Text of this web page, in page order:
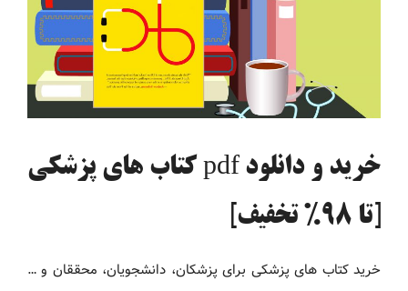
خرید و دانلود pdf کتاب های پزشکی
[تا 98% تخفیف]
خرید کتاب های پزشکی برای پزشکان، دانشجویان، محققان و …